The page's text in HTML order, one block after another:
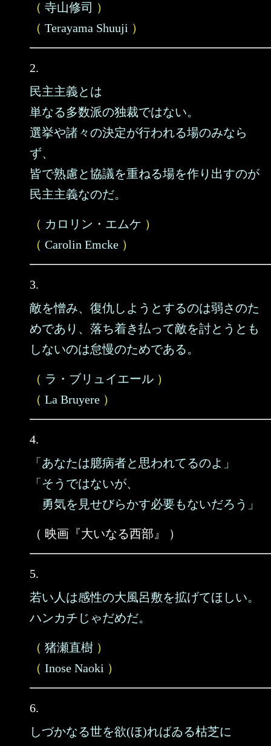
（ 寺山修司 ）
（ Terayama Shuuji ）
2.
民主主義とは
単なる多数派の独裁ではない。
選挙や諸々の決定が行われる場のみなら
ず、
皆で熟慮と協議を重ねる場を作り出すのが
民主主義なのだ。
（ カロリン・エムケ ）
（ Carolin Emcke ）
3.
敵を憎み、復仇しようとするのは弱さのた
めであり、落ち着き払って敵を討とうとも
しないのは怠慢のためである。
（ ラ・ブリュイエール ）
（ La Bruyere ）
4.
「あなたは臆病者と思われてるのよ」
「そうではないが、
勇気を見せびらかす必要もないだろう」
（ 映画『大いなる西部』 ）
5.
若い人は感性の大風呂敷を拡げてほしい。
ハンカチじゃだめだ。
（ 猪瀬直樹 ）
（ Inose Naoki ）
6.
しづかなる世を欲(ほ)ればゐる枯芝に